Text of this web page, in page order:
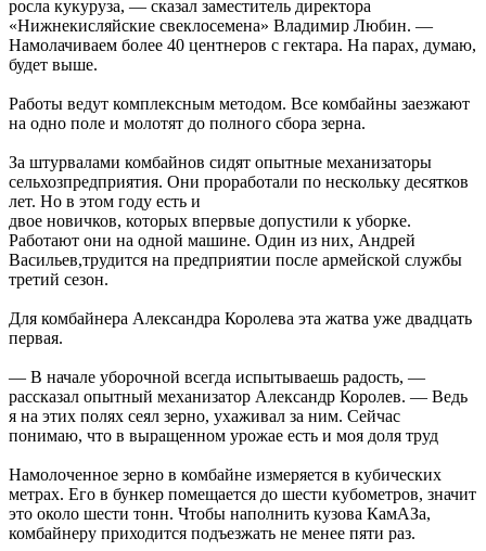
росла кукуруза, — сказал заместитель директора
«Нижнекисляйские свеклосемена» Владимир Любин. —
Намолачиваем более 40 центнеров с гектара. На парах, думаю,
будет выше.
Работы ведут комплексным методом. Все комбайны заезжают
на одно поле и молотят до полного сбора зерна.
За штурвалами комбайнов сидят опытные механизаторы
сельхозпредприятия. Они проработали по нескольку десятков
лет. Но в этом году есть и
двое новичков, которых впервые допустили к уборке.
Работают они на одной машине. Один из них, Андрей
Васильев,трудится на предприятии после армейской службы
третий сезон.
Для комбайнера Александра Королева эта жатва уже двадцать
первая.
— В начале уборочной всегда испытываешь радость, —
рассказал опытный механизатор Александр Королев. — Ведь
я на этих полях сеял зерно, ухаживал за ним. Сейчас
понимаю, что в выращенном урожае есть и моя доля труд
Намолоченное зерно в комбайне измеряется в кубических
метрах. Его в бункер помещается до шести кубометров, значит
это около шести тонн. Чтобы наполнить кузова КамАЗа,
комбайнеру приходится подъезжать не менее пяти раз.